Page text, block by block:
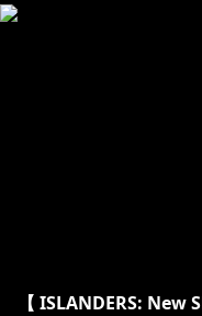
【 ISLANDERS: New